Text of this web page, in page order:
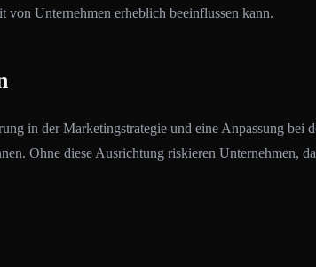
Unternehmen erheblich beeinflussen kann.
in der Marketingstrategie und eine Anpassung
Ohne diese Ausrichtung riskieren Unternehmen,